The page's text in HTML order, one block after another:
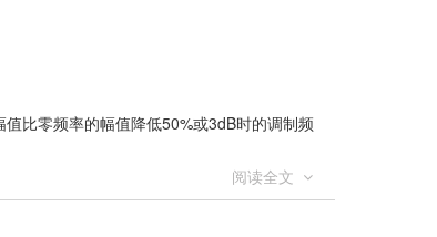
比零频率的幅值降低50%或3dB时的调制频
阅读全文